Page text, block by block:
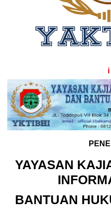
i
YAYASAN
BANTUAN